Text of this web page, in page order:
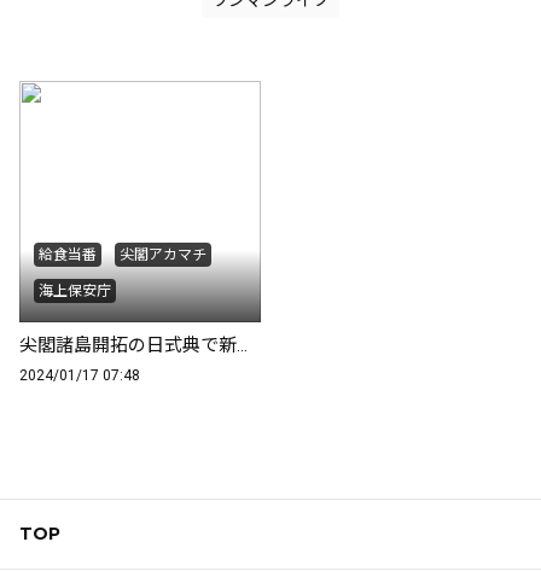
給食当番 尖閣アカマチ
海上保安庁
尖閣諸島開拓の日式典で新曲披露
2024/01/17 07:48
TOP